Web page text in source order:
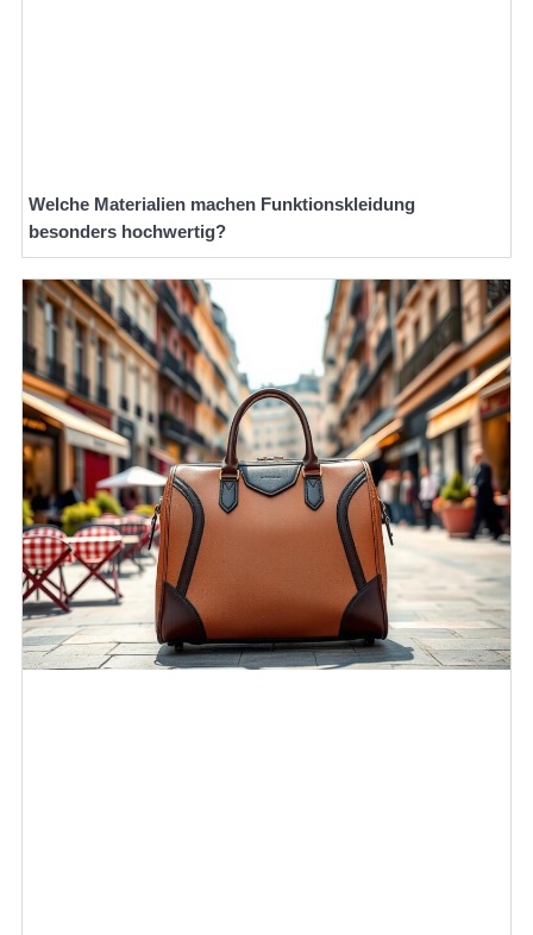
Welche Materialien machen Funktionskleidung
besonders hochwertig?